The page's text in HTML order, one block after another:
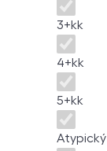
3+kk
4+kk
5+kk
Atypický